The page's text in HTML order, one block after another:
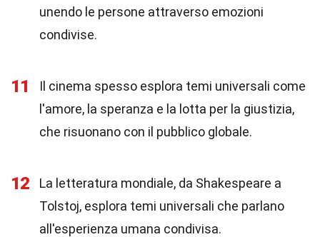
unendo le persone attraverso emozioni
condivise.
11
Il cinema spesso esplora temi universali come
l'amore, la speranza e la lotta per la giustizia,
che risuonano con il pubblico globale.
12
La letteratura mondiale, da Shakespeare a
Tolstoj, esplora temi universali che parlano
all'esperienza umana condivisa.